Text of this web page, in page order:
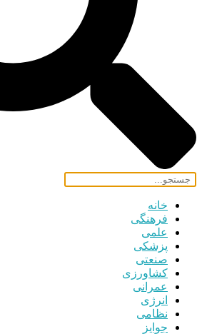
خانه
فرهنگی
علمی
پزشکی
صنعتی
کشاورزی
عمرانی
انرژی
نظامی
جوایز